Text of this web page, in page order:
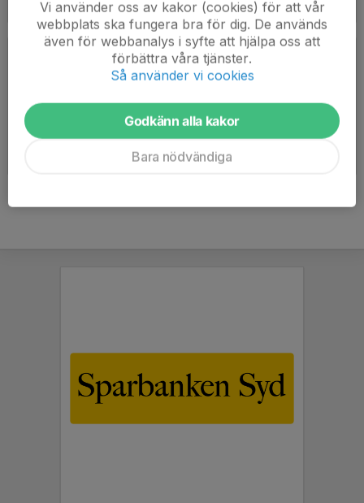
2010-04-17 | 6 st 2010-04-12 | 5 st
KBK 2010 Lagfoto Träningsläger Tisvildeleje 2010
2010-04-08
Vi använder oss av kakor (cookies) för att vår
webbplats ska fungera bra för dig. De används
även för webbanalys i syfte att hjälpa oss att
förbättra våra tjänster.
Så använder vi cookies
Godkänn alla kakor
Bara nödvändiga